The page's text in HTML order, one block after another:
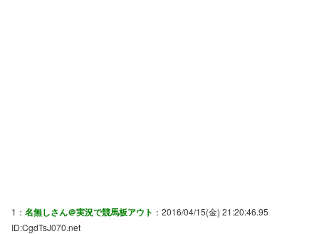
1： 名無しさん＠実況で競馬板アウト ：2016/04/15(金) 21:20:46.95
ID:CgdTsJ070.net